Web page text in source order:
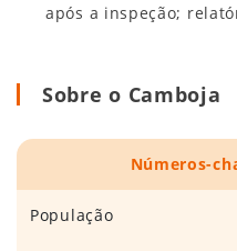
após a inspeção;
Sobre o Camboja
Números-
População